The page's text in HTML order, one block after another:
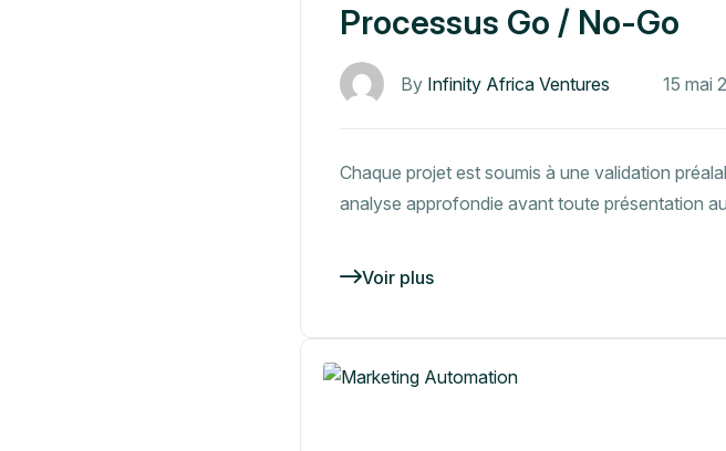
Processus Go / No-Go
By Infinity Africa Ventures 15 mai
Chaque projet est soumis à une validation
analyse approfondie avant toute présentation
Voir plus